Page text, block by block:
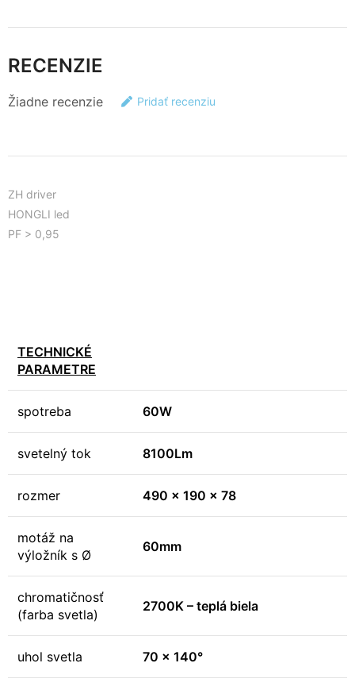
RECENZIE
Žiadne recenzie Pridať recenziu
ZH driver
HONGLI led
PF > 0,95
TECHNICKÉ
PARAMETRE
spotreba 60W
svetelný tok 8100Lm
rozmer 490 x 190 x 78
motáž na
výložník s Ø
60mm
chromatičnosť
(farba svetla)
2700K – teplá biela
uhol svetla 70 x 140°